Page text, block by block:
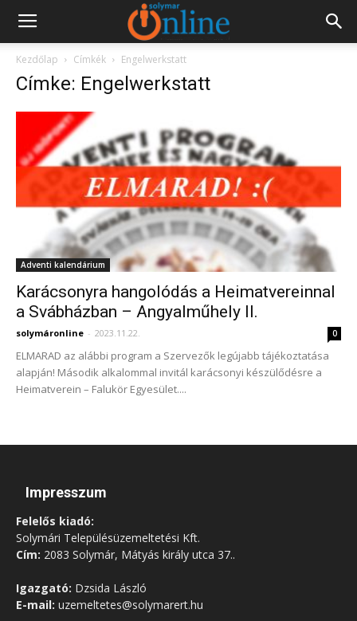
Kezdőlap Címkék Engelwerkstatt
Címke: Engelwerkstatt
Adventi kalendárium
Karácsonyra hangolódás a Heimatvereinnal
a Svábházban – Angyalműhely II.
solymáronline - 2023.11.22. 0
ELMARAD az alábbi program a Szervezők legújabb tájékoztatása
alapján! Második alkalommal invitál karácsonyi készülődésre a
Heimatverein – Falukör Egyesület....
Impresszum
Felelős kiadó:
Solymári Településüzemeltetési Kft.
Cím: 2083 Solymár, Mátyás király utca 37..
Igazgató: Dzsida László
E-mail: uzemeltetes@solymarert.hu